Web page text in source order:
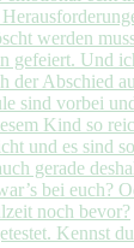
Kennst du